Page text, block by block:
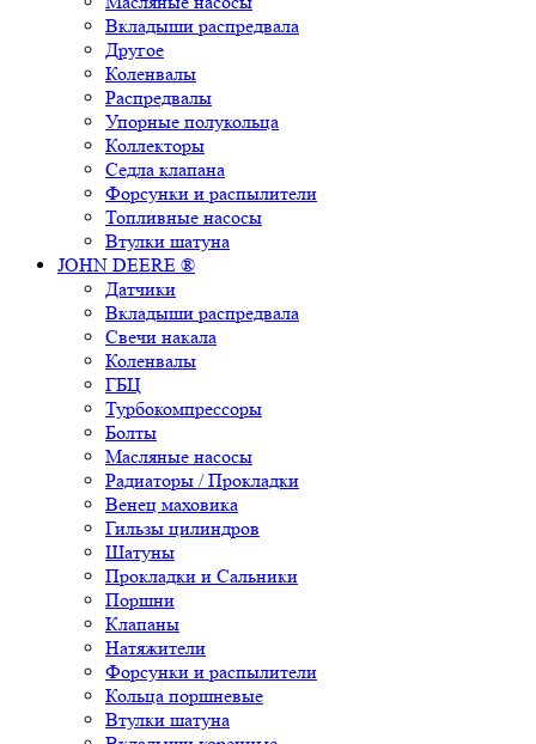
Вкладыши распредвала
Другое
Коленвалы
Распредвалы
Упорные полукольца
Коллекторы
Седла клапана
Форсунки и распылители
Топливные насосы
Втулки шатуна
JOHN DEERE ®
Датчики
Вкладыши распредвала
Свечи накала
Коленвалы
ГБЦ
Турбокомпрессоры
Болты
Масляные насосы
Радиаторы / Прокладки
Венец маховика
Гильзы цилиндров
Шатуны
Прокладки и Сальники
Поршни
Клапаны
Натяжители
Форсунки и распылители
Кольца поршневые
Втулки шатуна